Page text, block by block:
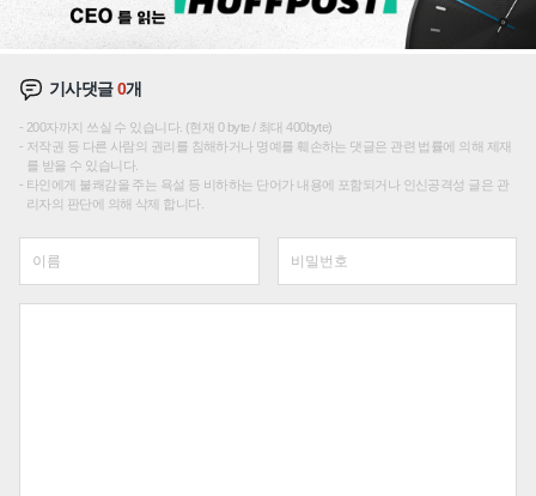
기사댓글0개
200자까지 쓰실 수 있습니다. (현재 0 byte / 최대 400byte)
저작권 등 다른 사람의 권리를 침해하거나 명예를 훼손하는 댓글은 관련 법률에 의해 제재
를 받을 수 있습니다.
타인에게 불쾌감을 주는 욕설 등 비하하는 단어가 내용에 포함되거나 인신공격성 글은 관
리자의 판단에 의해 삭제 합니다.